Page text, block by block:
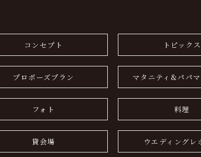
コンセプト トピックス
プロポーズプラン マタニティ&パパ
フォト 料理
貸会場 ウエディングレ